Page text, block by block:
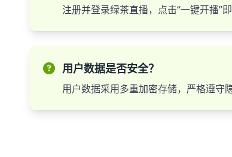
注册并登录绿茶直播，点击“一键开播”
用户数据是否安全？
用户数据采用多重加密存储，严格遵守